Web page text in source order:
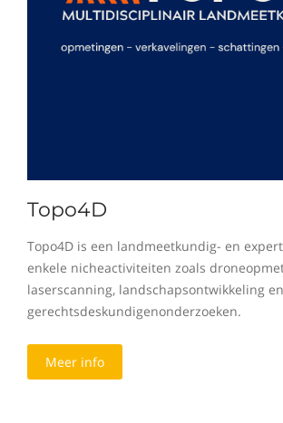
Topo4D
Topo4D is een landmeetkundig- en
enkele nicheactiviteiten zoals
laserscanning, landschapsontwikkeling en
gerechtsdeskundigenonderzoeken.
Meer info